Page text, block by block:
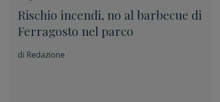
Rischio incendi, no al barbecue di
Ferragosto nel parco
di Redazione